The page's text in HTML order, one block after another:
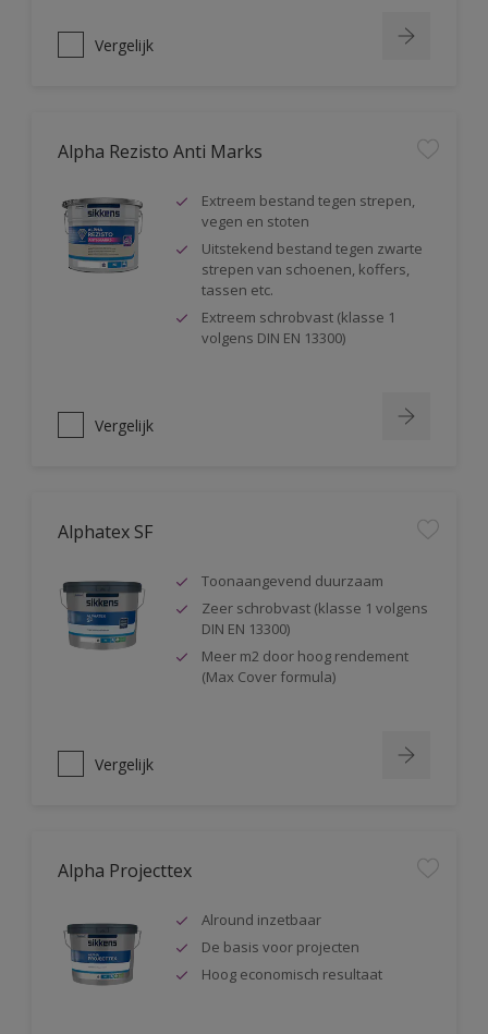
Vergelijk
Alpha Rezisto Anti Marks
Extreem bestand tegen strepen,
vegen en stoten
Uitstekend bestand tegen zwarte
strepen van schoenen, koffers,
tassen etc.
Extreem schrobvast (klasse 1
volgens DIN EN 13300)
Vergelijk
Alphatex SF
Toonaangevend duurzaam
Zeer schrobvast (klasse 1 volgens
DIN EN 13300)
Meer m2 door hoog rendement
(Max Cover formula)
Vergelijk
Alpha Projecttex
Alround inzetbaar
De basis voor projecten
Hoog economisch resultaat